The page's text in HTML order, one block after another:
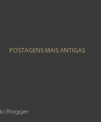
POSTAGENS MAIS ANTIGAS
Blogger